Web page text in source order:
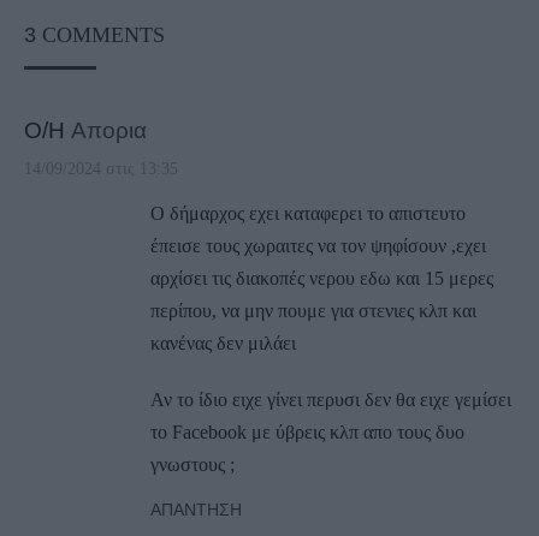
3 COMMENTS
Ο/Η Απορια
14/09/2024 στις 13:35
Ο δήμαρχος εχει καταφερει το απιστευτο
έπεισε τους χωραιτες να τον ψηφίσουν ,εχει
αρχίσει τις διακοπές νερου εδω και 15 μερες
περίπου, να μην πουμε για στενιες κλπ και
κανένας δεν μιλάει
Αν το ίδιο ειχε γίνει περυσι δεν θα ειχε γεμίσει
το Facebook με ύβρεις κλπ απο τους δυο
γνωστους ;
ΑΠΆΝΤΗΣΗ